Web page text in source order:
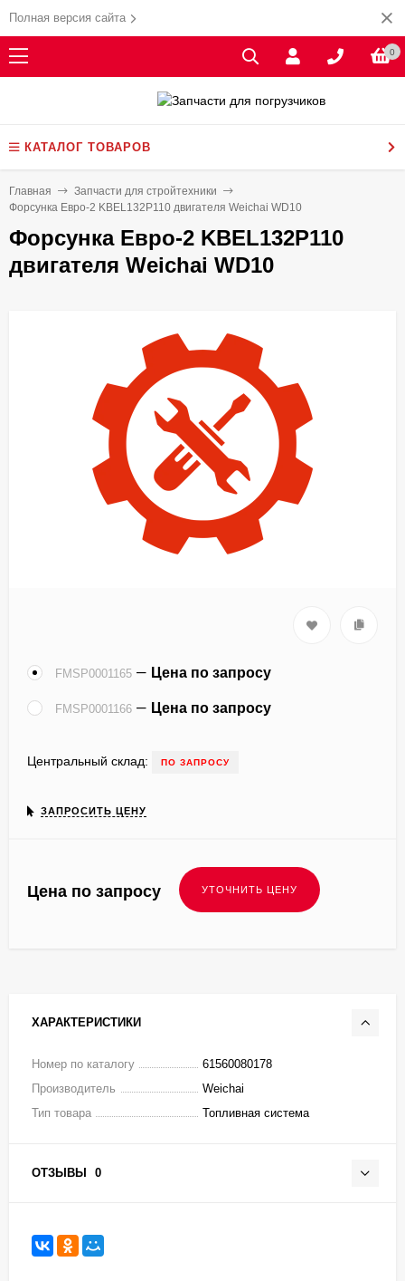
Полная версия сайта
0
КАТАЛОГ ТОВАРОВ
Главная
Запчасти для стройтехники
Форсунка Евро-2 KBEL132P110 двигателя Weichai WD10
Форсунка Евро-2 KBEL132P110
двигателя Weichai WD10
FMSP0001165 Цена по запросу
FMSP0001166 Цена по запросу
Центральный склад: ПО ЗАПРОСУ
ЗАПРОСИТЬ ЦЕНУ
Цена по запросу
ХАРАКТЕРИСТИКИ
Номер по каталогу
61560080178
Производитель
Weichai
Тип товара
Топливная система
ОТЗЫВЫ 0